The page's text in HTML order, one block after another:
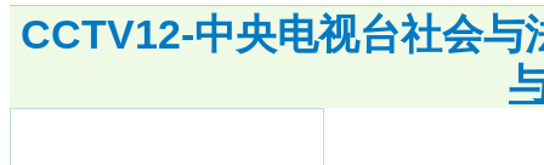
CCTV12-中央电视台社会与